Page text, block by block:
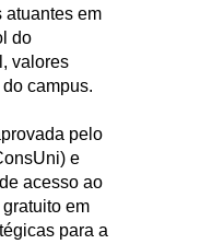
atuantes em
do
valores
campus.
pelo
e
acesso ao
em
para a